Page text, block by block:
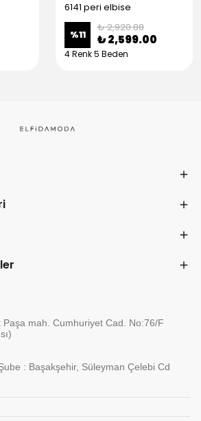
6141 peri elbise
%11
₺ 2,920.88
₺ 2,599.00
4 Renk 5 Beden
mah. Cumhuriyet Cad. No:76/F
: Başakşehir, Süleyman Çelebi Cd